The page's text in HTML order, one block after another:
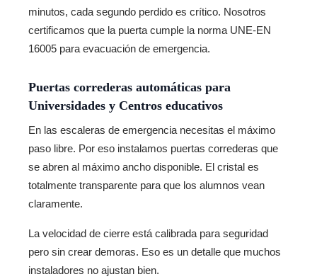
minutos, cada segundo perdido es crítico. Nosotros
certificamos que la puerta cumple la norma UNE-EN
16005 para evacuación de emergencia.
Puertas correderas automáticas para
Universidades y Centros educativos
En las escaleras de emergencia necesitas el máximo
paso libre. Por eso instalamos puertas correderas que
se abren al máximo ancho disponible. El cristal es
totalmente transparente para que los alumnos vean
claramente.
La velocidad de cierre está calibrada para seguridad
pero sin crear demoras. Eso es un detalle que muchos
instaladores no ajustan bien.